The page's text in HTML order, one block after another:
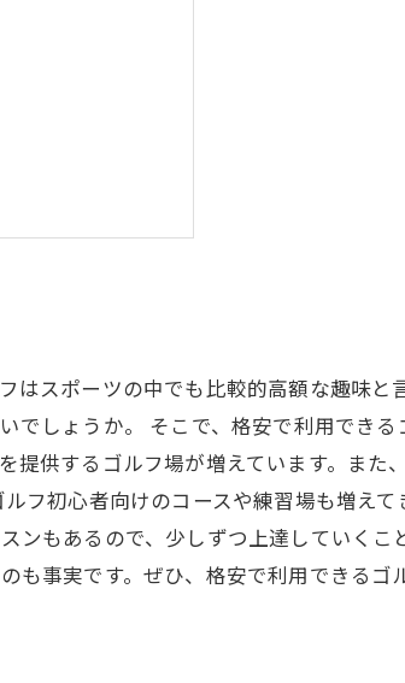
はスポーツの中でも比較的高額な趣味と
でしょうか。 そこで、格安で利用できる
供するゴルフ場が増えています。また
フ初心者向けのコースや練習場も増えて
もあるので、少しずつ上達していくこ
も事実です。ぜひ、格安で利用できるゴ